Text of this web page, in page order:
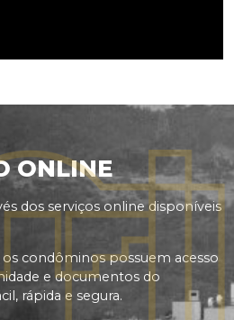
ONLINE
dos serviços online disponíveis
condôminos possuem acesso
e documentos do
rápida e segura.